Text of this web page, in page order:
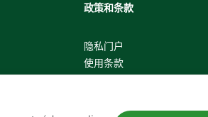
政策和条款
隐私门户
使用条款